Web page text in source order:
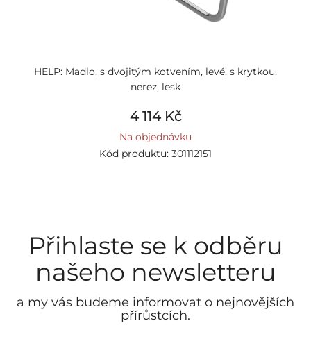
HELP: Madlo, s dvojitým kotvením, levé, s krytkou,
nerez, lesk
4 114 Kč
Na objednávku
Kód produktu: 301112151
Přihlaste se k odběru
našeho newsletteru
a my vás budeme informovat o nejnovějších
přírůstcích.